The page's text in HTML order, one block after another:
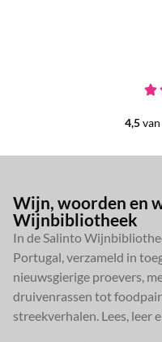
4,5
Wijn, woorden en
Wijnbibliotheek
In de Salinto
Portugal, verzameld in
nieuwsgierige proevers,
druivenrassen tot
streekverhalen. Lees, leer